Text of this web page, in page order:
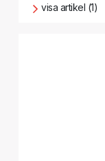
visa artikel (1)